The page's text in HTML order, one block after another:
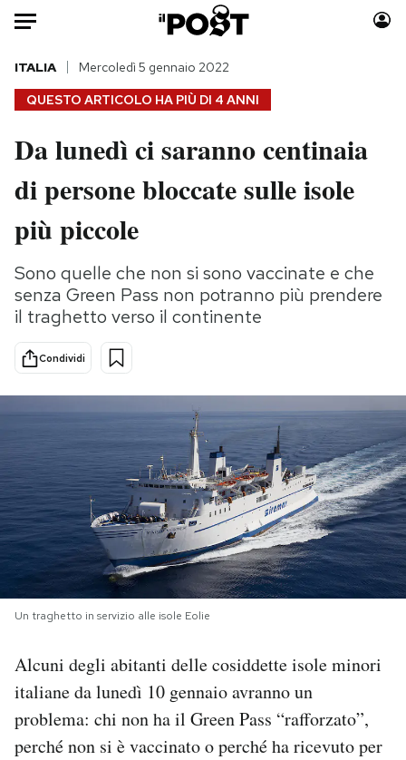
Auto
HOME
Italia
Politica
Tecnologia
Scienza
Cultura
Sport
Moda
Consumismi
Media
Europa
PODCAST
NEWSLETTER
I MIEI PREFERITI
SHOP
AREA PERSONALE
QUESTO ARTICOLO HA PIÙ DI 4 ANNI
ITALIA Mercoledì 5 gennaio 2022
Da lunedì ci saranno centinaia
di persone bloccate sulle isole
più piccole
Sono quelle che non si sono vaccinate e che
senza Green Pass non potranno più prendere
il traghetto verso il continente
Condividi
Un traghetto in servizio alle isole Eolie
Alcuni degli abitanti delle cosiddette isole minori
italiane da lunedì 10 gennaio avranno un
problema: chi non ha il Green Pass “rafforzato”,
perché non si è vaccinato o perché ha ricevuto per